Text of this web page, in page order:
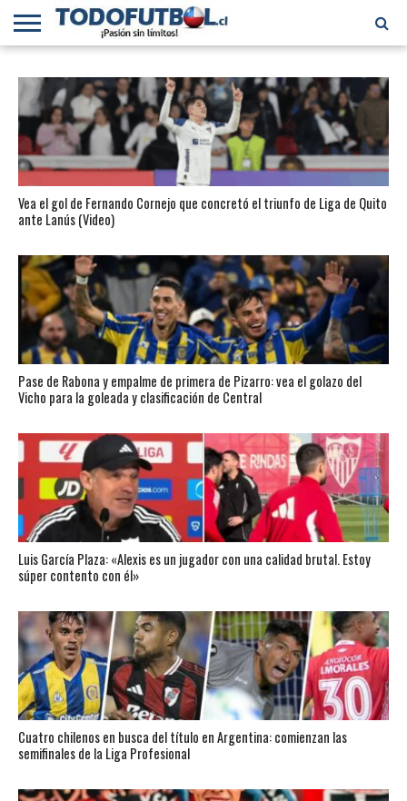
DIVISIÓN
PRIMERA
B
SELECCIÓN
CHILENA
CHILENOS
EN EL
MUNDO
FÚTBOL
INTERNACIONAL
Vea el gol de Fernando Cornejo que concretó el triunfo de Liga de Quito
ante Lanús (Video)
Pase de Rabona y empalme de primera de Pizarro: vea el golazo del
Vicho para la goleada y clasificación de Central
Luis García Plaza: «Alexis es un jugador con una calidad brutal. Estoy
súper contento con él»
Cuatro chilenos en busca del título en Argentina: comienzan las
semifinales de la Liga Profesional